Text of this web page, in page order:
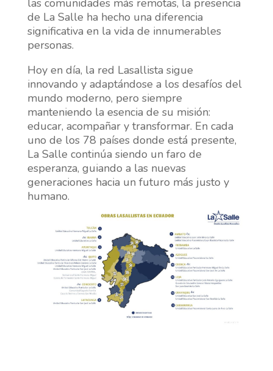
las comunidades más remotas, la presencia
de La Salle ha hecho una diferencia
significativa en la vida de innumerables
personas.
Hoy en día, la red Lasallista sigue
innovando y adaptándose a los desafíos del
mundo moderno, pero siempre
manteniendo la esencia de su misión:
educar, acompañar y transformar. En cada
uno de los 78 países donde está presente,
La Salle continúa siendo un faro de
esperanza, guiando a las nuevas
generaciones hacia un futuro más justo y
humano.